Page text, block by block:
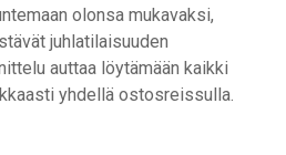
olonsa mukavaksi,
juhlatilaisuuden
auttaa löytämään kaikki
yhdellä ostosreissulla.